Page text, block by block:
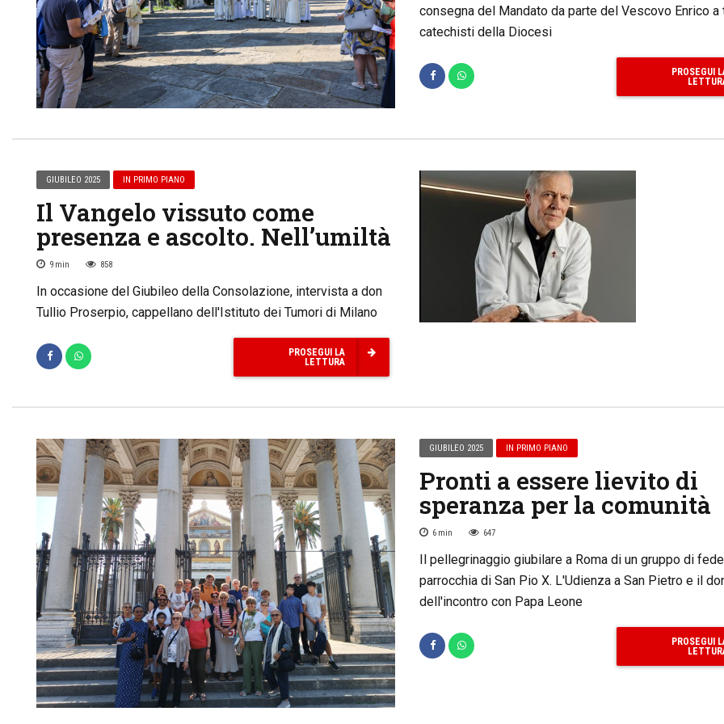
consegna del Mandato da parte del Vescovo Enrico a
catechisti della Diocesi
PROSEGUI
GIUBILEO 2025 IN PRIMO PIANO
Il Vangelo vissuto come
presenza e ascolto. Nell’umiltà
9 min 858
In occasione del Giubileo della Consolazione, intervista a don
Tullio Proserpio, cappellano dell'Istituto dei Tumori di Milano
PROSEGUI LA
LETTURA
GIUBILEO 2025 IN PRIMO PIANO
Pronti a essere lievito di
speranza per la comunità
6 min 647
Il pellegrinaggio giubilare a Roma di un gruppo di
parrocchia di San Pio X. L'Udienza a San Pietro e il
dell'incontro con Papa Leone
PROSEGUI